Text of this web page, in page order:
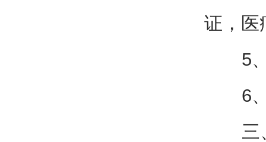
证，医
5、
6、
三